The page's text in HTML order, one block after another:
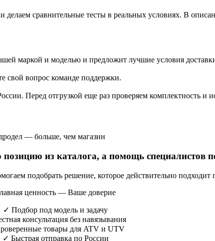
сравнительные тесты в реальных условиях. В
маркой и моделью и предложит лучшие условия
свой вопрос команде поддержки.
Перед отгрузкой еще раз проверяем комплектность и
— больше, чем магазин
позицию из каталога, а помощь специалистов
подобрать решение, которое действительно
ценность — Ваше доверие
✓ Подбор под модель и задачу
консультация без навязывания
товары для ATV и UTV
✓ Быстрая отправка по России